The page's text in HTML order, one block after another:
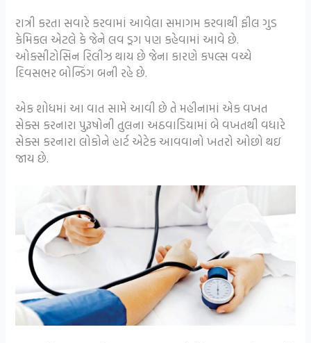
રાત્રી કરતા સવારે કરવામાં આવેલા સમાગમ કરવાથી ફીલ ગુડ
કેમિકલ એટલે કે જેને લવ ડ્રગ પણ કહેવામાં આવે છે.
ઓક્સીટોસિન રિલીઝ થાય છે જેના કારણે કપલ્સ વચ્ચે
દિવસભર બોન્ડિંગ બની રહે છે.
એક શોધમાં આ વાત સામે આવી છે તે મહીનામાં એક વખત
સેક્સ કરનારા પુરૂષોની તુલના અઠવાડિયામાં બે વખતથી વધારે
સેક્સ કરનારા લોકોને હાર્ટ એટેક આવવાનો ખતરો ઓછો થઇ
જાય છે.